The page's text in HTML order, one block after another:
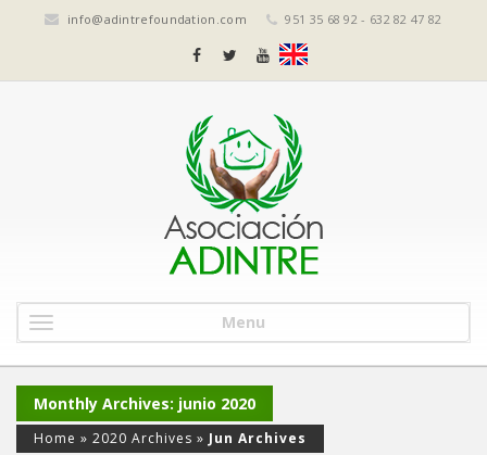
info@adintrefoundation.com 951 35 68 92 - 632 82 47 82
Menu
Monthly Archives: junio 2020
Home » 2020 Archives » Jun Archives